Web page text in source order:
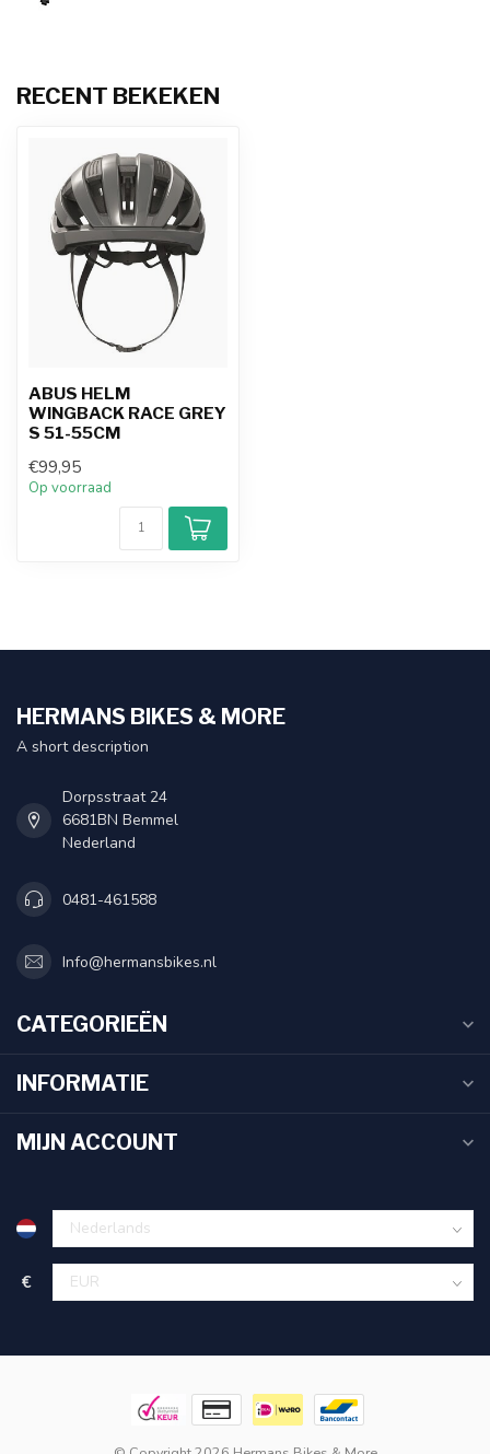
RECENT BEKEKEN
ABUS HELM
WINGBACK RACE GREY
S 51-55CM
€99,95
Op voorraad
HERMANS BIKES & MORE
A short description
Dorpsstraat 24
6681BN Bemmel
Nederland
0481-461588
Info@hermansbikes.nl
CATEGORIEËN
INFORMATIE
MIJN ACCOUNT
€